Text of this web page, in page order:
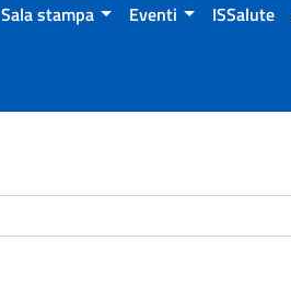
Sala stampa Eventi ISSalute